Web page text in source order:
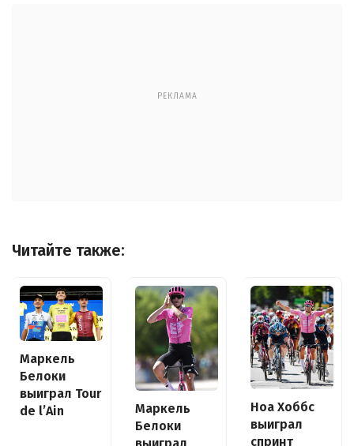
РЕКЛАМА
Читайте также:
Маркель
Белоки
выиграл Tour
de l’Ain
Маркель
Белоки
выиграл
Ноа Хоббс
выиграл
спринт